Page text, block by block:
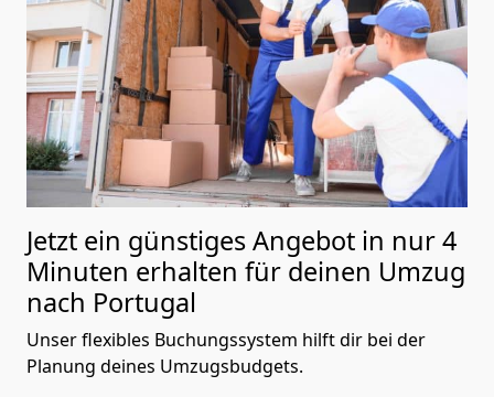
Jetzt ein günstiges Angebot in nur4
Minuten erhalten für deinen Umzug
nach Portugal
Unser flexibles Buchungssystem hilft dir bei der
Planung deines Umzugsbudgets.